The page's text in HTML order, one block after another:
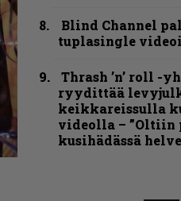
Blind Channel
tuplasingle
Thrash ’n’ roll -
ryydittää
keikkareissulla
videolla – ”Oltiin
kusihädässä